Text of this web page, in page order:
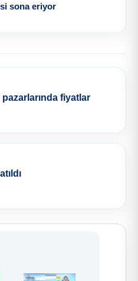
sona eriyor
fiyatlar